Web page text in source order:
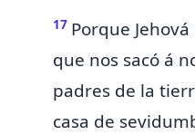
17 Porque
que nos sacó á
padres de la
casa de